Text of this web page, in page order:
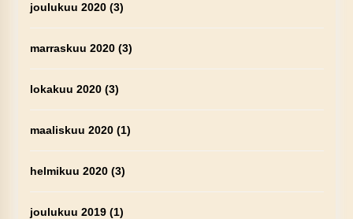
joulukuu 2020(3)
marraskuu 2020(3)
lokakuu 2020(3)
maaliskuu 2020(1)
helmikuu 2020(3)
joulukuu 2019(1)